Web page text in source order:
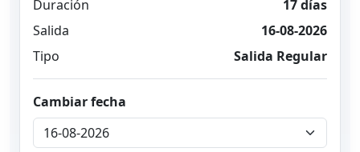
Duración
17 días
Salida
16-08-2026
Tipo
Salida Regular
Cambiar fecha